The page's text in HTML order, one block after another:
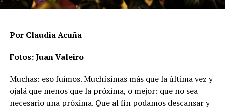
Por Claudia Acuña
Fotos: Juan Valeiro
Muchas: eso fuimos. Muchísimas más que la última vez y
ojalá que menos que la próxima, o mejor: que no sea
necesario una próxima. Que al fin podamos descansar y